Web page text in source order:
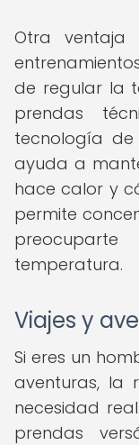
Otra
de regular la
prendas
tecnología
ayuda a
hace calor y
permite
temperatura.
Viajes y
Si eres un
aventuras, la
necesidad
prendas